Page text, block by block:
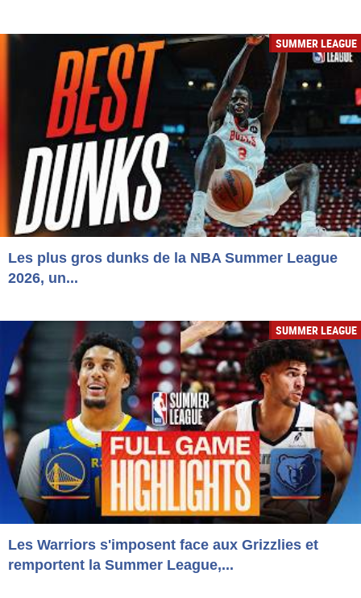
SUMMER LEAGUE
Les plus gros dunks de la NBA Summer League
2026, un...
SUMMER LEAGUE
Les Warriors s'imposent face aux Grizzlies et
remportent la Summer League,...